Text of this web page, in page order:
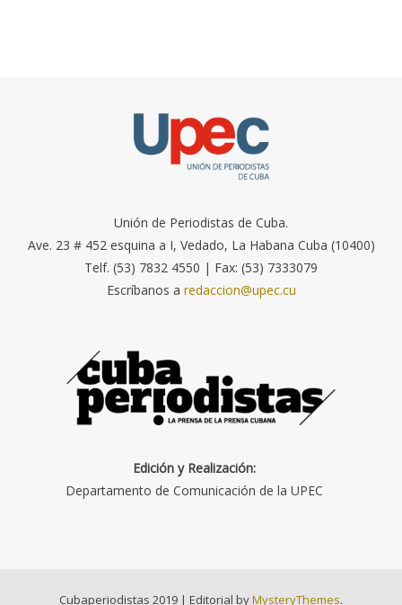
Unión de Periodistas de Cuba.
Ave. 23 # 452 esquina a I, Vedado, La Habana Cuba (10400)
Telf. (53) 7832 4550 | Fax: (53) 7333079
Escríbanos a redaccion@upec.cu
Edición y Realización:
Departamento de Comunicación de la UPEC
Cubaperiodistas 2019 | Editorial byMysteryThemes.